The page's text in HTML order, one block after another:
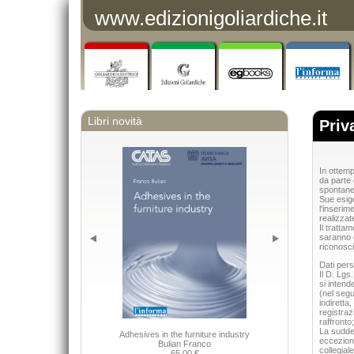
www.edizionigoliardiche.it
Libri novità
Adhesives in the furniture industry
Bulian Franco
In
da parte
Sue
Il
saranno
Dati
Il D.
si
(nel
indiretta,
La